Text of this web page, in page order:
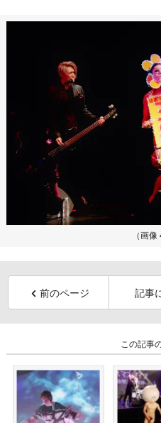
（画像
前のページ 記事
この記事